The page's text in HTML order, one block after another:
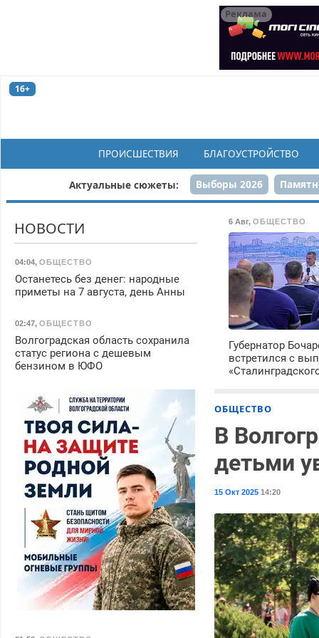
Реклама
16+
ПРОИСШЕСТВИЯ БЛАГОУСТРОЙСТВО
Актуальные сюжеты: Выборы 2026
6 Авг,ОБЩЕСТВО
Губернатор
встретился с
ОБЩЕСТВО
В
детьми
15 Окт 2025 14:20
НОВОСТИ
04:04, ОБЩЕСТВО
Останетесь без денег: народные
приметы на 7 августа, день Анны
02:47, ОБЩЕСТВО
Волгоградская область сохранила
статус региона с дешевым
бензином в ЮФО